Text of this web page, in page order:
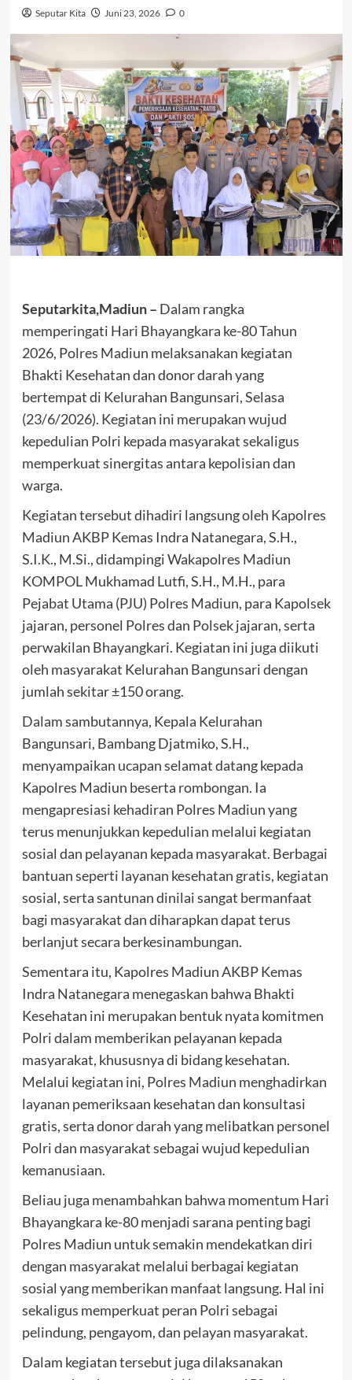
Seputar Kita Juni 23, 2026 0
Seputarkita,Madiun – Dalam rangka
memperingati Hari Bhayangkara ke-80 Tahun
2026, Polres Madiun melaksanakan kegiatan
Bhakti Kesehatan dan donor darah yang
bertempat di Kelurahan Bangunsari, Selasa
(23/6/2026). Kegiatan ini merupakan wujud
kepedulian Polri kepada masyarakat sekaligus
memperkuat sinergitas antara kepolisian dan
warga.
Kegiatan tersebut dihadiri langsung oleh Kapolres
Madiun AKBP Kemas Indra Natanegara, S.H.,
S.I.K., M.Si., didampingi Wakapolres Madiun
KOMPOL Mukhamad Lutfi, S.H., M.H., para
Pejabat Utama (PJU) Polres Madiun, para Kapolsek
jajaran, personel Polres dan Polsek jajaran, serta
perwakilan Bhayangkari. Kegiatan ini juga diikuti
oleh masyarakat Kelurahan Bangunsari dengan
jumlah sekitar ±150 orang.
Dalam sambutannya, Kepala Kelurahan
Bangunsari, Bambang Djatmiko, S.H.,
menyampaikan ucapan selamat datang kepada
Kapolres Madiun beserta rombongan. Ia
mengapresiasi kehadiran Polres Madiun yang
terus menunjukkan kepedulian melalui kegiatan
sosial dan pelayanan kepada masyarakat. Berbagai
bantuan seperti layanan kesehatan gratis, kegiatan
sosial, serta santunan dinilai sangat bermanfaat
bagi masyarakat dan diharapkan dapat terus
berlanjut secara berkesinambungan.
Sementara itu, Kapolres Madiun AKBP Kemas
Indra Natanegara menegaskan bahwa Bhakti
Kesehatan ini merupakan bentuk nyata komitmen
Polri dalam memberikan pelayanan kepada
masyarakat, khususnya di bidang kesehatan.
Melalui kegiatan ini, Polres Madiun menghadirkan
layanan pemeriksaan kesehatan dan konsultasi
gratis, serta donor darah yang melibatkan personel
Polri dan masyarakat sebagai wujud kepedulian
kemanusiaan.
Beliau juga menambahkan bahwa momentum Hari
Bhayangkara ke-80 menjadi sarana penting bagi
Polres Madiun untuk semakin mendekatkan diri
dengan masyarakat melalui berbagai kegiatan
sosial yang memberikan manfaat langsung. Hal ini
sekaligus memperkuat peran Polri sebagai
pelindung, pengayom, dan pelayan masyarakat.
Dalam kegiatan tersebut juga dilaksanakan